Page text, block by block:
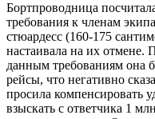
Бортпроводница
требования к членам
стюардесс (160-175
настаивала на их отмене.
данным требованиям она
рейсы, что негативно
просила компенсировать
взыскать с ответчика 1